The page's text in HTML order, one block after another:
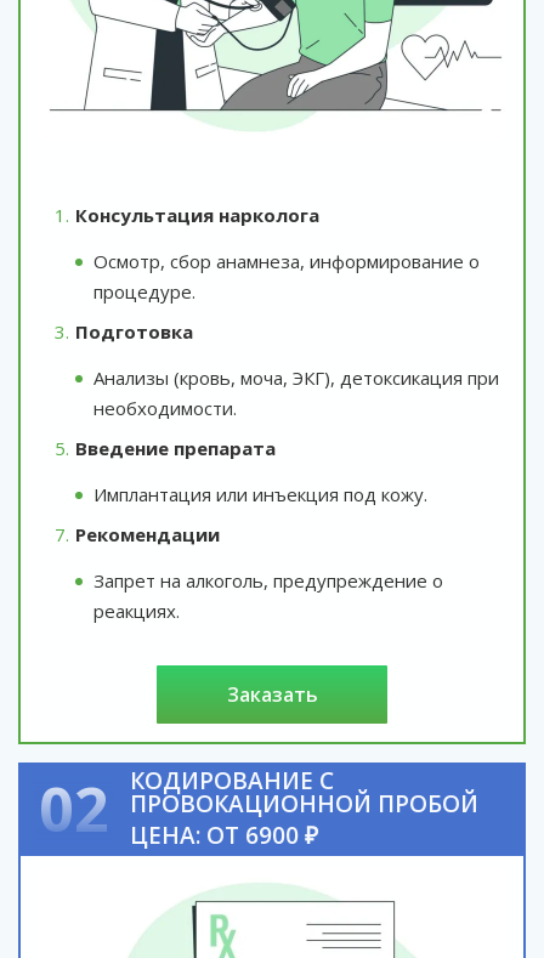
Консультация нарколога
Осмотр, сбор анамнеза, информирование о
процедуре.
Подготовка
Анализы (кровь, моча, ЭКГ), детоксикация при
необходимости.
Введение препарата
Имплантация или инъекция под кожу.
Рекомендации
Запрет на алкоголь, предупреждение о
реакциях.
заказать
02 КОДИРОВАНИЕ С
ПРОВОКАЦИОННОЙ ПРОБОЙ
ЦЕНА: ОТ 6900 ₽